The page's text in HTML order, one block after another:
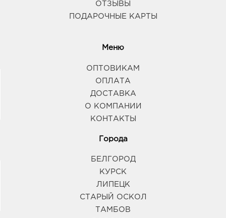
ОТЗЫВЫ
ПОДАРОЧНЫЕ КАРТЫ
Меню
ОПТОВИКАМ
ОПЛАТА
ДОСТАВКА
О КОМПАНИИ
КОНТАКТЫ
Города
БЕЛГОРОД
КУРСК
ЛИПЕЦК
СТАРЫЙ ОСКОЛ
ТАМБОВ